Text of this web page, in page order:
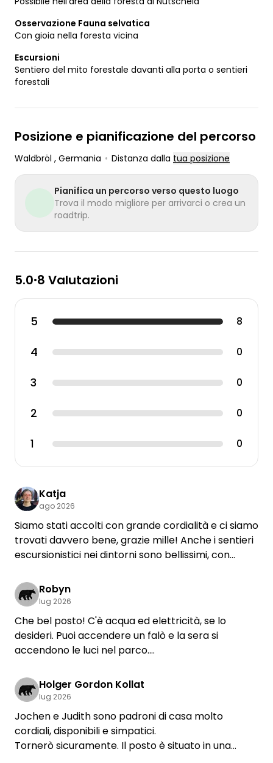
Osservazione Fauna selvatica
Con gioia nella foresta vicina
Escursioni
Sentiero del mito forestale davanti alla porta o sentieri
forestali
Posizione e pianificazione del percorso
Waldbröl , Germania • Distanza dalla tua posizione
Pianifica un percorso verso questo luogo
Trova il modo migliore per arrivarci o crea un
roadtrip.
5.0•8 Valutazioni
5 8
4 0
3 0
2 0
1 0
Katja
ago 2026
Siamo stati accolti con grande cordialità e ci siamo
trovati davvero bene, grazie mille! Anche i sentieri
escursionistici nei dintorni sono bellissimi, con
Abbiamo avuto la fortuna di trovare una giornata
con un tempo perfetto per andare in moto e
quindi nel pomeriggio non era tutto così tranquillo
come ci aspettavamo, ma di notte sì. Tutto curato
con grande attenzione, lo consiglio vivamente!
Robyn
lug 2026
Che bel posto! C'è acqua ed elettricità, se lo
desideri. Puoi accendere un falò e la sera si
accendono le luci nel parco.
sederti in un bar all'aperto e fare la spesa. Jochen
e Judith sono dei padroni di casa davvero gentili. Ci
tornerei sicuramente!
Holger Gordon Kollat
lug 2026
Jochen e Judith sono padroni di casa molto
cordiali, disponibili e simpatici.
Tornerò sicuramente. Il posto è situato in una
splendida posizione, in una valle all’interno di un